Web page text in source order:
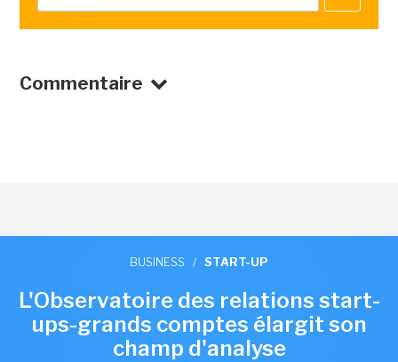
Commentaire
BUSINESS / START-UP
L'Observatoire des relations start-
ups-grands comptes élargit son
champ d'analyse